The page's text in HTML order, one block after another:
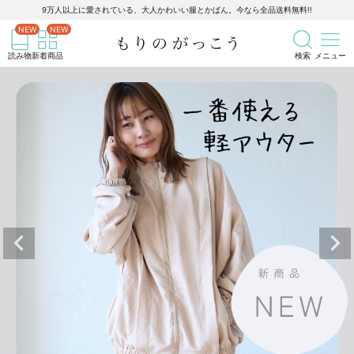
9万人以上に愛されている、大人かわいい服とかばん。今なら全品送料無料!!
読み物新着商品 検索 メニュー
商品を検索 記事を検索